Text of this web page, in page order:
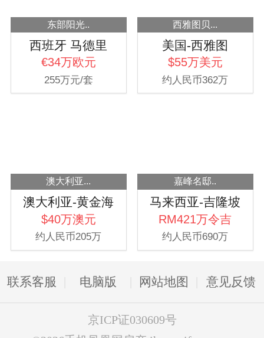
东部阳光..
西班牙 马德里
€34万欧元
255万元/套
西雅图贝...
美国-西雅图
$55万美元
约人民币362万
澳大利亚...
澳大利亚-黄金海
岸
$40万澳元
约人民币205万
嘉峰名邸..
马来西亚-吉隆坡
RM421万令吉
约人民币690万
联系客服 电脑版 网站地图 意见反馈
京ICP证030609号